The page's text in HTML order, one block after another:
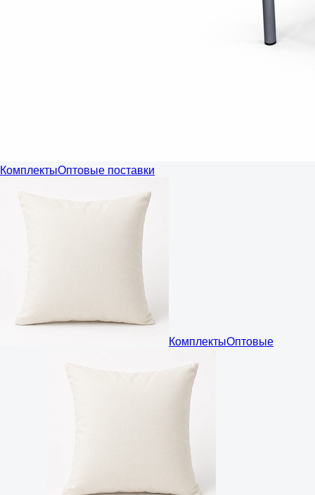
КомплектыОптовые поставки
КомплектыОптовые